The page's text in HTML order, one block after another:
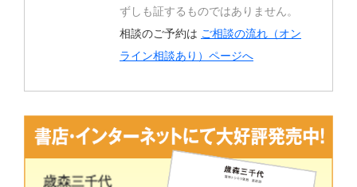
ずしも証するものではありません。
相談のご予約は ご相談の流れ（オン
ライン相談あり）ページへ